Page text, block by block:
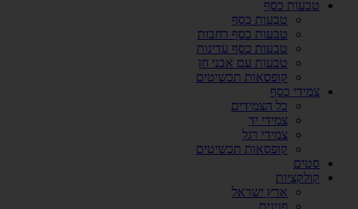
טבעות כסף
טבעות כסף
טבעות כסף רחבות
טבעות כסף עדינות
טבעות עם אבני חן
קופסאות תכשיטים
צמידי כסף
כל הצמידים
צמידי יד
צמידי רגל
קופסאות תכשיטים
סטים
קולקציות
ארץ ישראל
פנינים